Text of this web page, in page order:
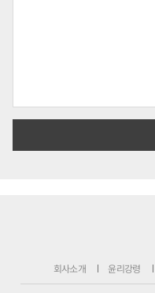
회사소개 윤리강령